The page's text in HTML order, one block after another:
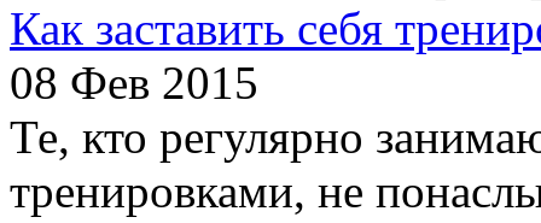
Как заставить себя
08 Фев 2015
Те, кто регулярно
тренировками, не